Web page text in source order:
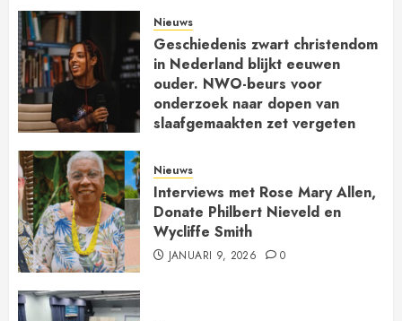
Nieuws
Geschiedenis zwart christendom
in Nederland blijkt eeuwen
ouder. NWO-beurs voor
onderzoek naar dopen van
slaafgemaakten zet vergeten
JANUARI 30, 2026
Nieuws
Interviews met Rose Mary Allen,
Donate Philbert Nieveld en
Wycliffe Smith
JANUARI 9, 2026 0